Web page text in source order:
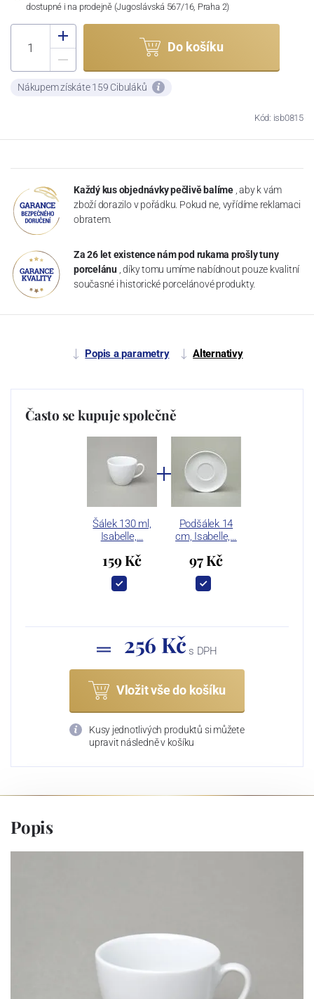
dostupné i na prodejně (Jugoslávská 567/16, Praha 2)
Do košíku
Nákupem získáte 159 Cibuláků
Kód: isb0815
Každý kus objednávky pečlivě balíme , aby k vám
zboží dorazilo v pořádku. Pokud ne, vyřídíme reklamaci
obratem.
Za 26 let existence nám pod rukama prošly tuny
porcelánu , díky tomu umíme nabídnout pouze kvalitní
současné i historické porcelánové produkty.
Popis a parametry Alternativy
Často se kupuje společně
Šálek 130 ml,
Isabelle,…
159 Kč
Podšálek 14
cm, Isabelle,…
97 Kč
256 Kč s DPH
Vložit vše do košíku
Kusy jednotlivých produktů si můžete
upravit následně v košíku
Popis